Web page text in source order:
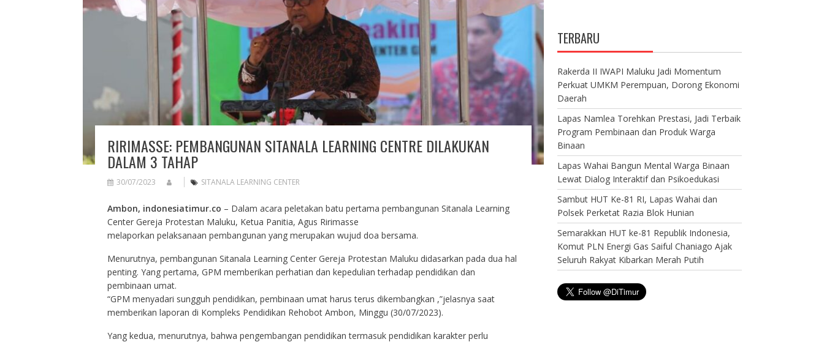
RIRIMASSE: PEMBANGUNAN SITANALA LEARNING CENTRE DILAKUKAN
DALAM 3 TAHAP
30/07/2023 SITANALA LEARNING CENTER
Ambon, indonesiatimur.co – Dalam acara peletakan batu pertama pembangunan Sitanala Learning
Center Gereja Protestan Maluku, Ketua Panitia, Agus Ririmasse
melaporkan pelaksanaan pembangunan yang merupakan wujud doa bersama.
Menurutnya, pembangunan Sitanala Learning Center Gereja Protestan Maluku didasarkan pada dua hal
penting. Yang pertama, GPM memberikan perhatian dan kepedulian terhadap pendidikan dan
pembinaan umat.
“GPM menyadari sungguh pendidikan, pembinaan umat harus terus dikembangkan ,”jelasnya saat
memberikan laporan di Kompleks Pendidikan Rehobot Ambon, Minggu (30/07/2023).
Yang kedua, menurutnya, bahwa pengembangan pendidikan termasuk pendidikan karakter perlu
TERBARU
Rakerda II IWAPI Maluku Jadi Momentum
Perkuat UMKM Perempuan, Dorong Ekonomi
Daerah
Lapas Namlea Torehkan Prestasi, Jadi Terbaik
Program Pembinaan dan Produk Warga
Binaan
Lapas Wahai Bangun Mental Warga Binaan
Lewat Dialog Interaktif dan Psikoedukasi
Sambut HUT Ke-81 RI, Lapas Wahai dan
Polsek Perketat Razia Blok Hunian
Semarakkan HUT ke-81 Republik Indonesia,
Komut PLN Energi Gas Saiful Chaniago Ajak
Seluruh Rakyat Kibarkan Merah Putih